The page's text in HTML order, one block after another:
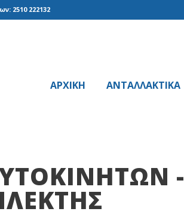
2510 222132
ΑΡΧΙΚΗ ΑΝΤΑΛΛΑΚΤΙΚΑ
-